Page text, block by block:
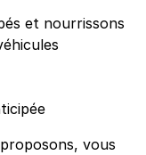
et nourrissons
vous